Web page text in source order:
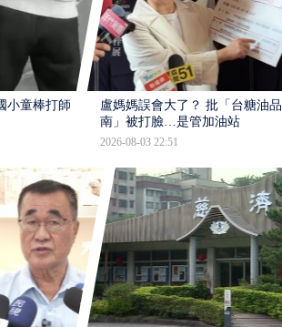
小童棒打師
盧媽媽誤會大了？ 批「台糖油
南」被打臉…是管加油站
2026-08-03 22:51